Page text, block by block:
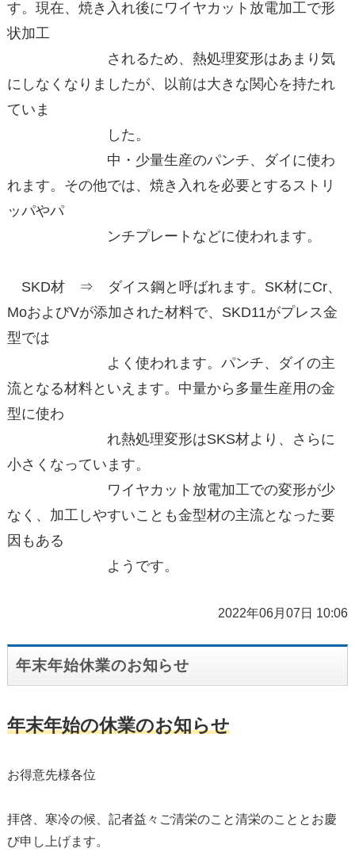
す。現在、焼き入れ後にワイヤカット放電加工で形
状加工
されるため、熱処理変形はあまり気
にしなくなりましたが、以前は大きな関心を持たれ
ていま
した。
中・少量生産のパンチ、ダイに使わ
れます。その他では、焼き入れを必要とするストリ
ッパやパ
ンチプレートなどに使われます。
SKD材 ⇒ ダイス鋼と呼ばれます。SK材にCr、
MoおよびVが添加された材料で、SKD11がプレス金
型では
よく使われます。パンチ、ダイの主
流となる材料といえます。中量から多量生産用の金
型に使わ
れ熱処理変形はSKS材より、さらに
小さくなっています。
ワイヤカット放電加工での変形が少
なく、加工しやすいことも金型材の主流となった要
因もある
ようです。
2022年06月07日 10:06
年末年始休業のお知らせ
年末年始の休業のお知らせ
お得意先様各位
拝啓、寒冷の候、記者益々ご清栄のこと清栄のこととお慶
び申し上げます。